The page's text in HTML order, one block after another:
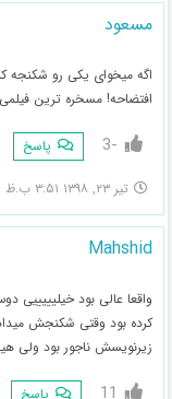
مسعود
اگه میخوای یکی رو شکنجه
افتضاحه! مسخره ترین
-3 پاسخ
تیر ۲۳, ۱۳۹۸ ۳:۵۱ ب.ظ
Mahshid
واقعا عالی بود خیلیییییی
کرده بود وقتی شکنجش
زیرنویسش ناجور بود ولی
11 پاسخ